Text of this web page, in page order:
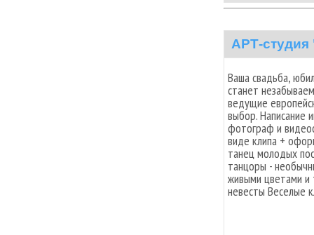
АРТ-
Ваша свадьба,
станет
ведущие
выбор. Написание
фотограф и
виде клипа +
танец молодых
танцоры -
живыми цветами и
невесты Веселые